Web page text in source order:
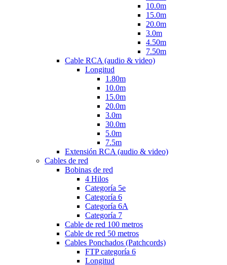
10.0m
15.0m
20.0m
3.0m
4.50m
7.50m
Cable RCA (audio & video)
Longitud
1.80m
10.0m
15.0m
20.0m
3.0m
30.0m
5.0m
7.5m
Extensión RCA (audio & video)
Cables de red
Bobinas de red
4 Hilos
Categoría 5e
Categoría 6
Categoría 6A
Categoría 7
Cable de red 100 metros
Cable de red 50 metros
Cables Ponchados (Patchcords)
FTP categoría 6
Longitud